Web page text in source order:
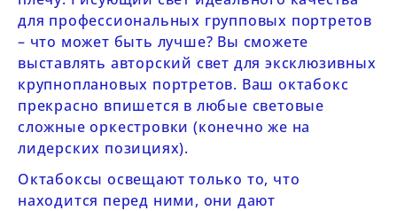
для профессиональных групповых портретов
– что может быть лучше? Вы сможете
выставлять авторский свет для эксклюзивных
крупноплановых портретов. Ваш октабокс
прекрасно впишется в любые световые
сложные оркестровки (конечно же на
лидерских позициях).
Октабоксы освещают только то, что
находится перед ними, они дают